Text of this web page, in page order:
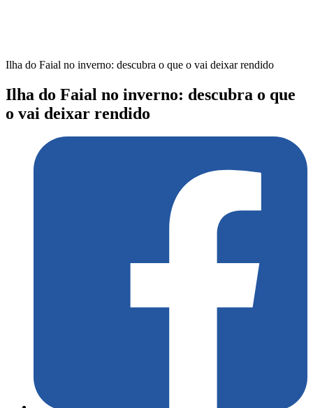
Ilha do Faial no inverno: descubra o que o vai deixar rendido
Ilha do Faial no inverno: descubra o que
o vai deixar rendido